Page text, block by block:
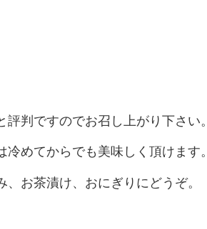
判ですのでお召し上がり下さい。
めてからでも美味しく頂けます。
お茶漬け、おにぎりにどうぞ。